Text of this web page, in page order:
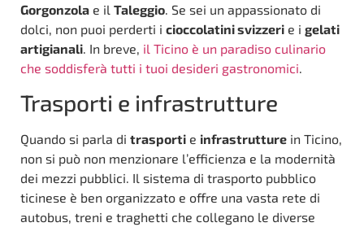
Gorgonzola e il Taleggio . Se sei un appassionato di
dolci, non puoi perderti i cioccolatini svizzeri e i gelati
artigianali . In breve, il Ticino è un paradiso culinario
che soddisferà tutti i tuoi desideri gastronomici
Trasporti e infrastrutture
Quando si parla di trasporti e infrastrutture in Ticino,
non si può non menzionare l’efficienza e la modernità
dei mezzi pubblici. Il sistema di trasporto pubblico
ticinese è ben organizzato e offre una vasta rete di
autobus, treni e traghetti che collegano le diverse